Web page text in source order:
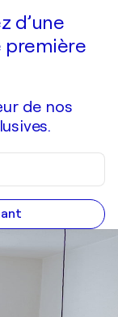
d’une
première
de nos